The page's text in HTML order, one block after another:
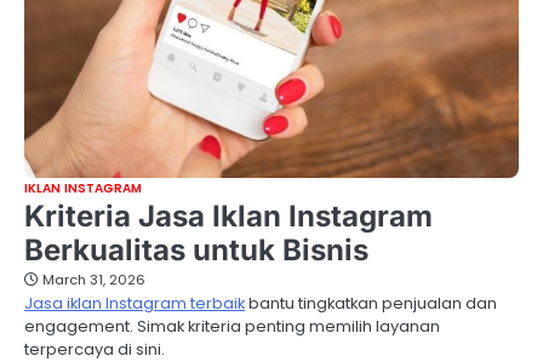
IKLAN INSTAGRAM
Kriteria Jasa Iklan Instagram
Berkualitas untuk Bisnis
March 31, 2026
Jasa iklan Instagram terbaikbantu tingkatkan penjualan dan
engagement. Simak kriteria penting memilih layanan
terpercaya di sini.